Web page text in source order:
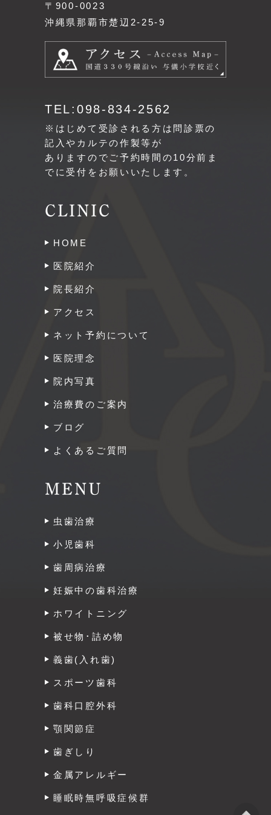
〒900-0023
沖縄県那覇市楚辺2-25-9
TEL:098-834-2562
※はじめて受診される方は問診票の
記入やカルテの作製等が
ありますのでご予約時間の10分前ま
でに受付をお願いいたします。
CLINIC
HOME
医院紹介
院長紹介
アクセス
ネット予約について
医院理念
院内写真
治療費のご案内
ブログ
よくあるご質問
MENU
虫歯治療
小児歯科
歯周病治療
妊娠中の歯科治療
ホワイトニング
被せ物･詰め物
義歯(入れ歯)
スポーツ歯科
歯科口腔外科
顎関節症
歯ぎしり
金属アレルギー
睡眠時無呼吸症候群